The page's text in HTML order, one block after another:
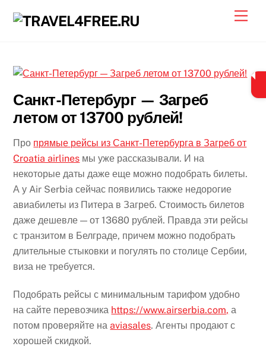
Санкт-Петербург — Загреб
летом от 13700 рублей!
Про прямые рейсы из Санкт-Петербурга в Загреб от
Croatia airlines мы уже рассказывали. И на
некоторые даты даже еще можно подобрать билеты.
А у Air Serbia сейчас появились также недорогие
авиабилеты из Питера в Загреб. Стоимость билетов
даже дешевле — от 13680 рублей. Правда эти рейсы
с транзитом в Белграде, причем можно подобрать
длительные стыковки и погулять по столице Сербии,
виза не требуется.
Подобрать рейсы с минимальным тарифом удобно
на сайте перевозчика https://www.airserbia.com, а
потом проверяйте наaviasales. Агенты продают с
хорошей скидкой.